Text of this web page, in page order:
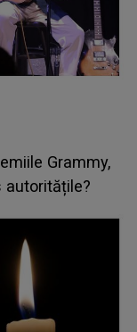
Grammy,
autoritățile?